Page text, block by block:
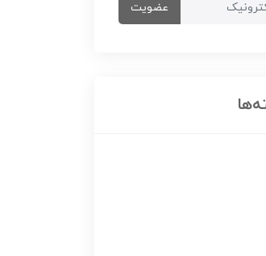
عضویت